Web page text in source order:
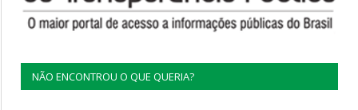
NÃO ENCONTROU O QUE QUERIA?